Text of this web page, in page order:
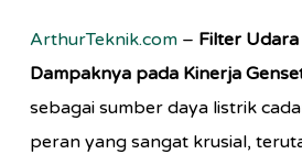
ArthurTeknik.com– Filter
Dampaknya pada Kinerja
sebagai sumber daya listrik
peran yang sangat krusial,